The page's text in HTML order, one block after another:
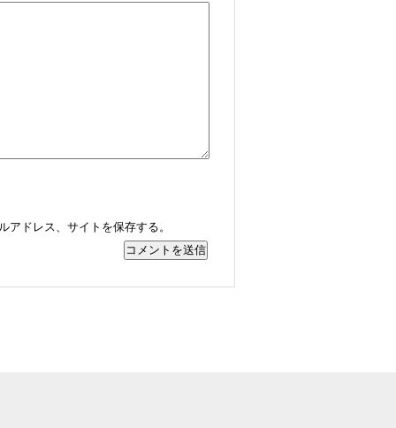
ドレス、サイトを保存する。